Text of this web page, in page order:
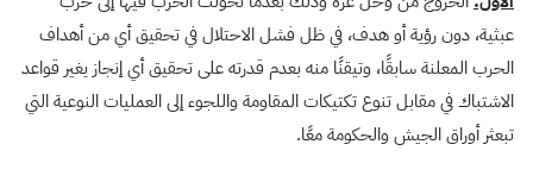
عبثية، دون رؤية أو هدف، في ظل فشل الاحتلال في تحقيق أي من أهداف
الحرب المعلنة سابقًا، وتيقنًا منه بعدم قدرته على تحقيق أي إنجاز يغير قواعد
الاشتباك في مقابل تنوع تكتيكات المقاومة واللجوء إلى العمليات النوعية التي
تبعثر أوراق الجيش والحكومة معًا.